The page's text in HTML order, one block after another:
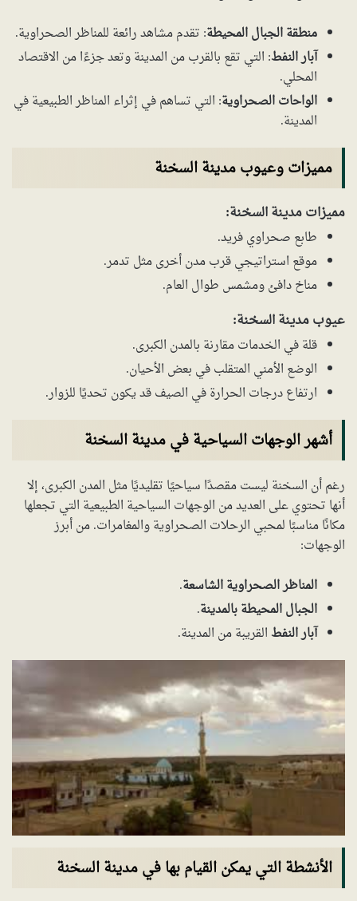
منطقة الجبال المحيطة: تقدم مشاهد رائعة للمناظر الصحراوية.
آبار النفط: التي تقع بالقرب من المدينة وتعد جزءًا من الاقتصاد
المحلي.
الواحات الصحراوية: التي تساهم في إثراء المناظر الطبيعية في
المدينة.
مميزات وعيوب مدينة السخنة
مميزات مدينة السخنة:
طابع صحراوي فريد.
موقع استراتيجي قرب مدن أخرى مثل تدمر.
مناخ دافئ ومشمس طوال العام.
عيوب مدينة السخنة:
قلة في الخدمات مقارنة بالمدن الكبرى.
الوضع الأمني المتقلب في بعض الأحيان.
ارتفاع درجات الحرارة في الصيف قد يكون تحديًا للزوار.
أشهر الوجهات السياحية في مدينة السخنة
رغم أن السخنة ليست مقصدًا سياحيًا تقليديًا مثل المدن الكبرى، إلا
أنها تحتوي على العديد من الوجهات السياحية الطبيعية التي تجعلها
مكانًا مناسبًا لمحبي الرحلات الصحراوية والمغامرات. من أبرز
الوجهات:
المناظر الصحراوية الشاسعة.
الجبال المحيطة بالمدينة.
آبار النفط القريبة من المدينة.
الأنشطة التي يمكن القيام بها في مدينة السخنة